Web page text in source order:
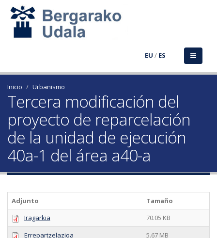
EU / ES
Inicio Urbanismo
Tercera modificación del
proyecto de reparcelación
de la unidad de ejecución
40a-1 del área a40-a
Adjunto
Tamaño
Iragarkia
70.05 KB
Errepartzelazioa
5.67 MB